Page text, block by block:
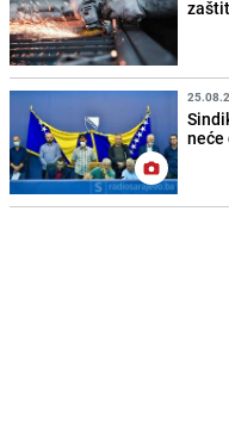
neće